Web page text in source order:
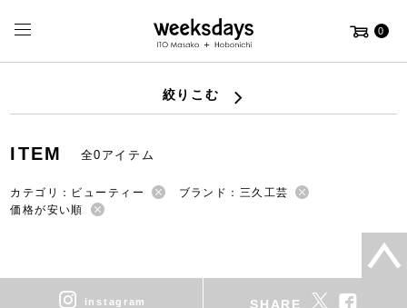
0
絞りこむ
ITEM 全0アイテム
カテゴリ：ビューティー
ブランド：三久工芸
価格が安い順
instagram SHARE